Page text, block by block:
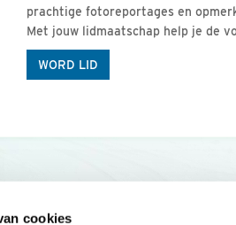
cookies
prachtige fotoreportages en
Met jouw lidmaatschap help je de
WORD LID